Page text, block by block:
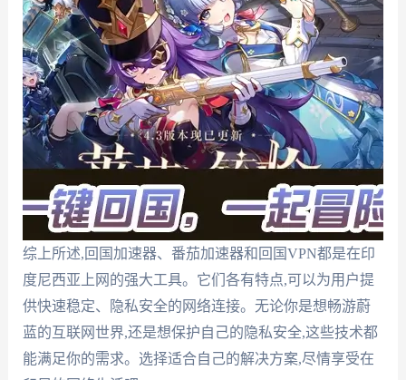
综上所述,回国加速器、番茄加速器和回国VPN都是在印
度尼西亚上网的强大工具。它们各有特点,可以为用户提
供快速稳定、隐私安全的网络连接。无论你是想畅游蔚
蓝的互联网世界,还是想保护自己的隐私安全,这些技术都
能满足你的需求。选择适合自己的解决方案,尽情享受在